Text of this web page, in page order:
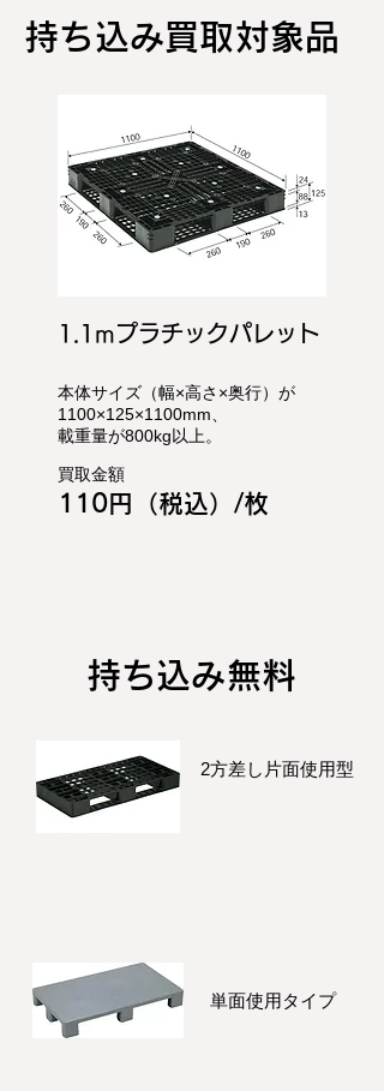
持ち込み​買取対象品
1.1mプラチックパレット
本体サイズ（幅×高さ×奥行）が
1100×125×1100mm、
載重量が800kg以上。
買取金額
110円（税込）/枚
持ち込み無料
2方差し片面使用型
単面使用タイプ